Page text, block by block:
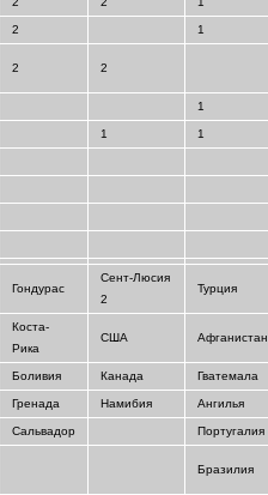
2 1
2 2
1
1 1
Гондурас
Сент-Люсия
2
Турция
Коста-
Рика
США Афганистан
Боливия Канада Гватемала
Гренада Намибия Ангилья
Сальвадор Португалия
Бразилия